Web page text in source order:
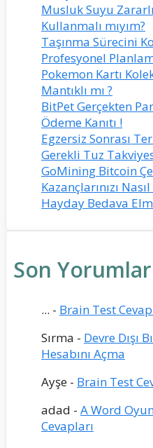
Musluk Suyu Zararlı
Kullanmalı mıyım?
Taşınma Sürecini
Profesyonel
Pokemon Kartı
Mantıklı mı ?
BitPet Gerçekten
Ödeme Kanıtı !
Egzersiz Sonrası
Gerekli Tuz
GoMining Bitcoin
Kazançlarınızı Nasıl
Hayday Bedava
Son Yorumlar
... - Brain Test
Sırma - Devre Dışı
Hesabını Açma
Ayşe - Brain Test
adad - A Word
Cevapları